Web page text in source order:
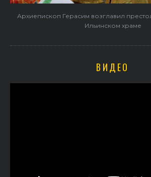
Архиепископ Герасим возглавил
Ильинском храме
ВИДЕО